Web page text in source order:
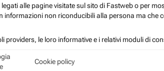
alle pagine visitate sul sito di Fastweb o per
informazioni non riconducibili alla persona ma
providers, le loro informative e i relativi moduli di
Cookie policy